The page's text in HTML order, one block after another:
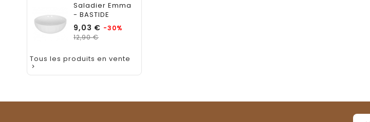
Saladier Emma
- BASTIDE
9,03 € Prix
-30%
12,90 €Prix
Tous les produits en vente
